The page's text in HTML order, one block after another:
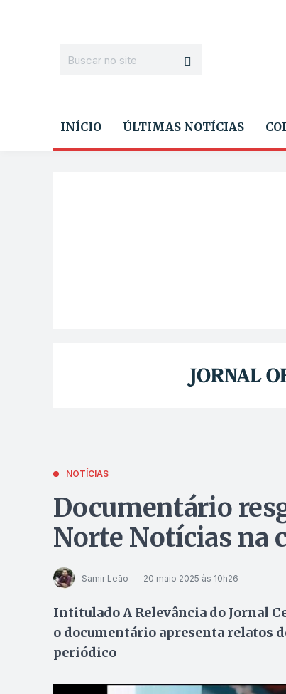
INÍCIO ÚLTIMAS NOTÍCIAS
NOTÍCIAS
Documentário
Norte Notícias na
Samir Leão 20 maio 2025 às 10h26
Intitulado A Relevância do Jornal
o documentário apresenta relatos
periódico